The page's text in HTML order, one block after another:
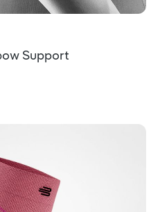
von 5 von 5 Sternen
Support